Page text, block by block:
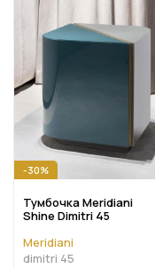
-30%
Тумбочка Meridiani
Shine Dimitri 45
Meridiani
dimitri 45